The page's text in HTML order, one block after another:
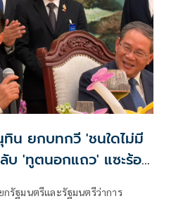
ทิน ยกบทกวี 'ชนใดไม่มี
บ 'ทูตนอกแถว' แซะร้อง
รัฐมนตรีและรัฐมนตรีว่าการ